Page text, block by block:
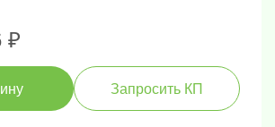
₽
Запросить КП